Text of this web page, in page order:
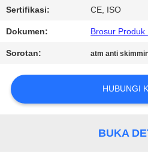
BERITA
PENAWARAN
Sertifikasi: CE, ISO
Dokumen: Brosur Produk
Sorotan: atm anti
HUBUNGI
BUKA